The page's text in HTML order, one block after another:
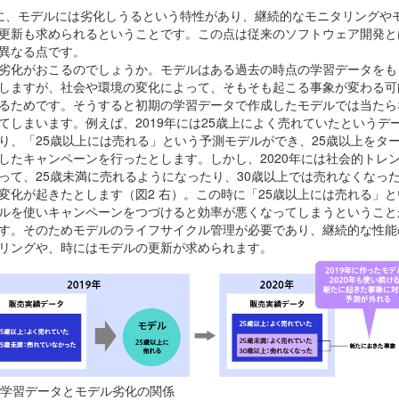
、モデルには劣化しうるという特性があり、継続的なモニタリングや
新も求められるということです。この点は従来のソフトウェア開発
なる点です。
化がおこるのでしょうか。モデルはある過去の時点の学習データを
ますが、社会や環境の変化によって、そもそも起こる事象が変わる
ためです。そうすると初期の学習データで作成したモデルでは当た
しまいます。例えば、2019年には25歳上によく売れていたというデ
、「25歳以上には売れる」という予測モデルができ、25歳以上をタ
たキャンペーンを行ったとします。しかし、2020年には社会的トレ
て、25歳未満に売れるようになったり、30歳以上では売れなくなっ
化が起きたとします（図2 右）。この時に「25歳以上には売れる」
を使いキャンペーンをつづけると効率が悪くなってしまうというこ
。そのためモデルのライフサイクル管理が必要であり、継続的な性
ングや、時にはモデルの更新が求められます。
習データとモデル劣化の関係